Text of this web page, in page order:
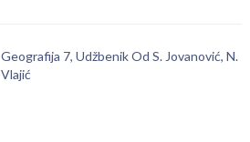
Geografija 7, Udžbenik Od S. Jovanović, N.
Vlajić